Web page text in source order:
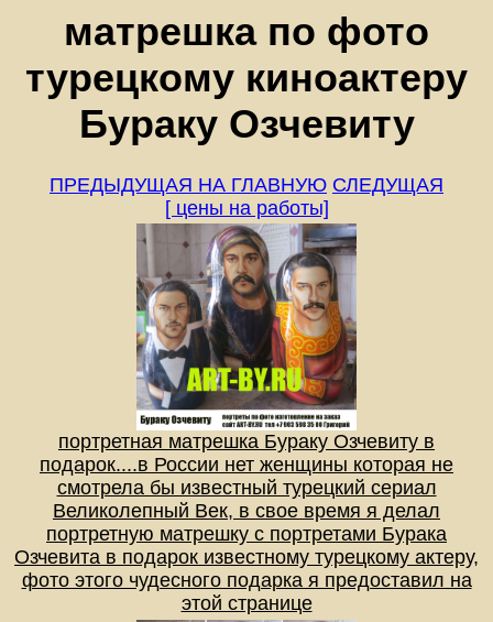
матрешка по фото
турецкому киноактеру
Бураку Озчевиту
ПРЕДЫДУЩАЯ НА ГЛАВНУЮ СЛЕДУЩАЯ
[ цены на работы]
портретная матрешка Бураку Озчевиту в
подарок....в России нет женщины которая не
смотрела бы известный турецкий сериал
Великолепный Век, в свое время я делал
портретную матрешку с портретами Бурака
Озчевита в подарок известному турецкому актеру,
фото этого чудесного подарка я предоставил на
этой странице